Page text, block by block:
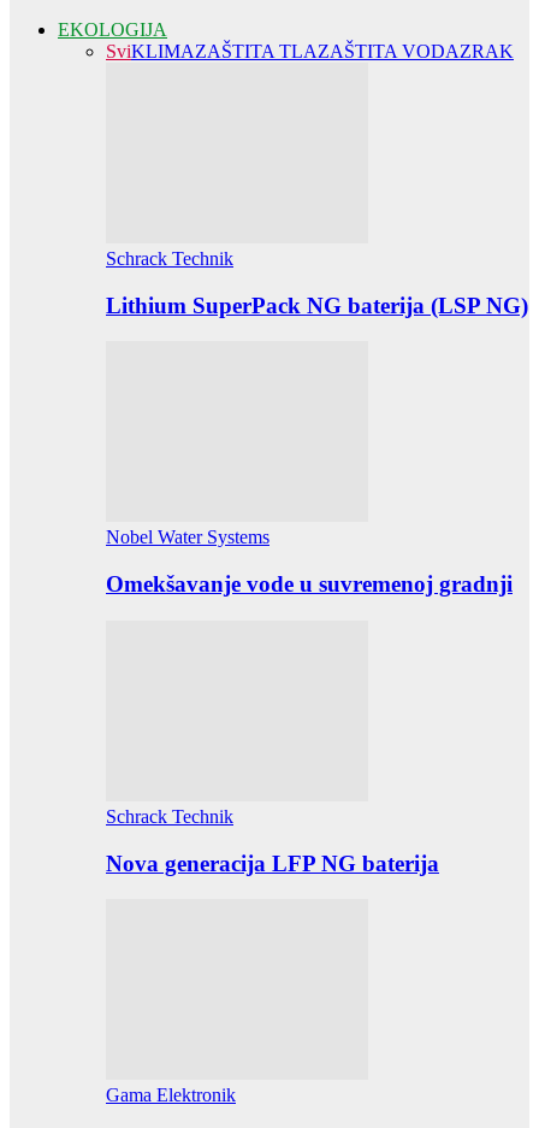
EKOLOGIJA
SviKLIMAZAŠTITA TLAZAŠTITA VODAZRAK
Schrack Technik
Lithium SuperPack NG baterija (LSP NG)
Nobel Water Systems
Omekšavanje vode u suvremenoj gradnji
Schrack Technik
Nova generacija LFP NG baterija
Gama Elektronik